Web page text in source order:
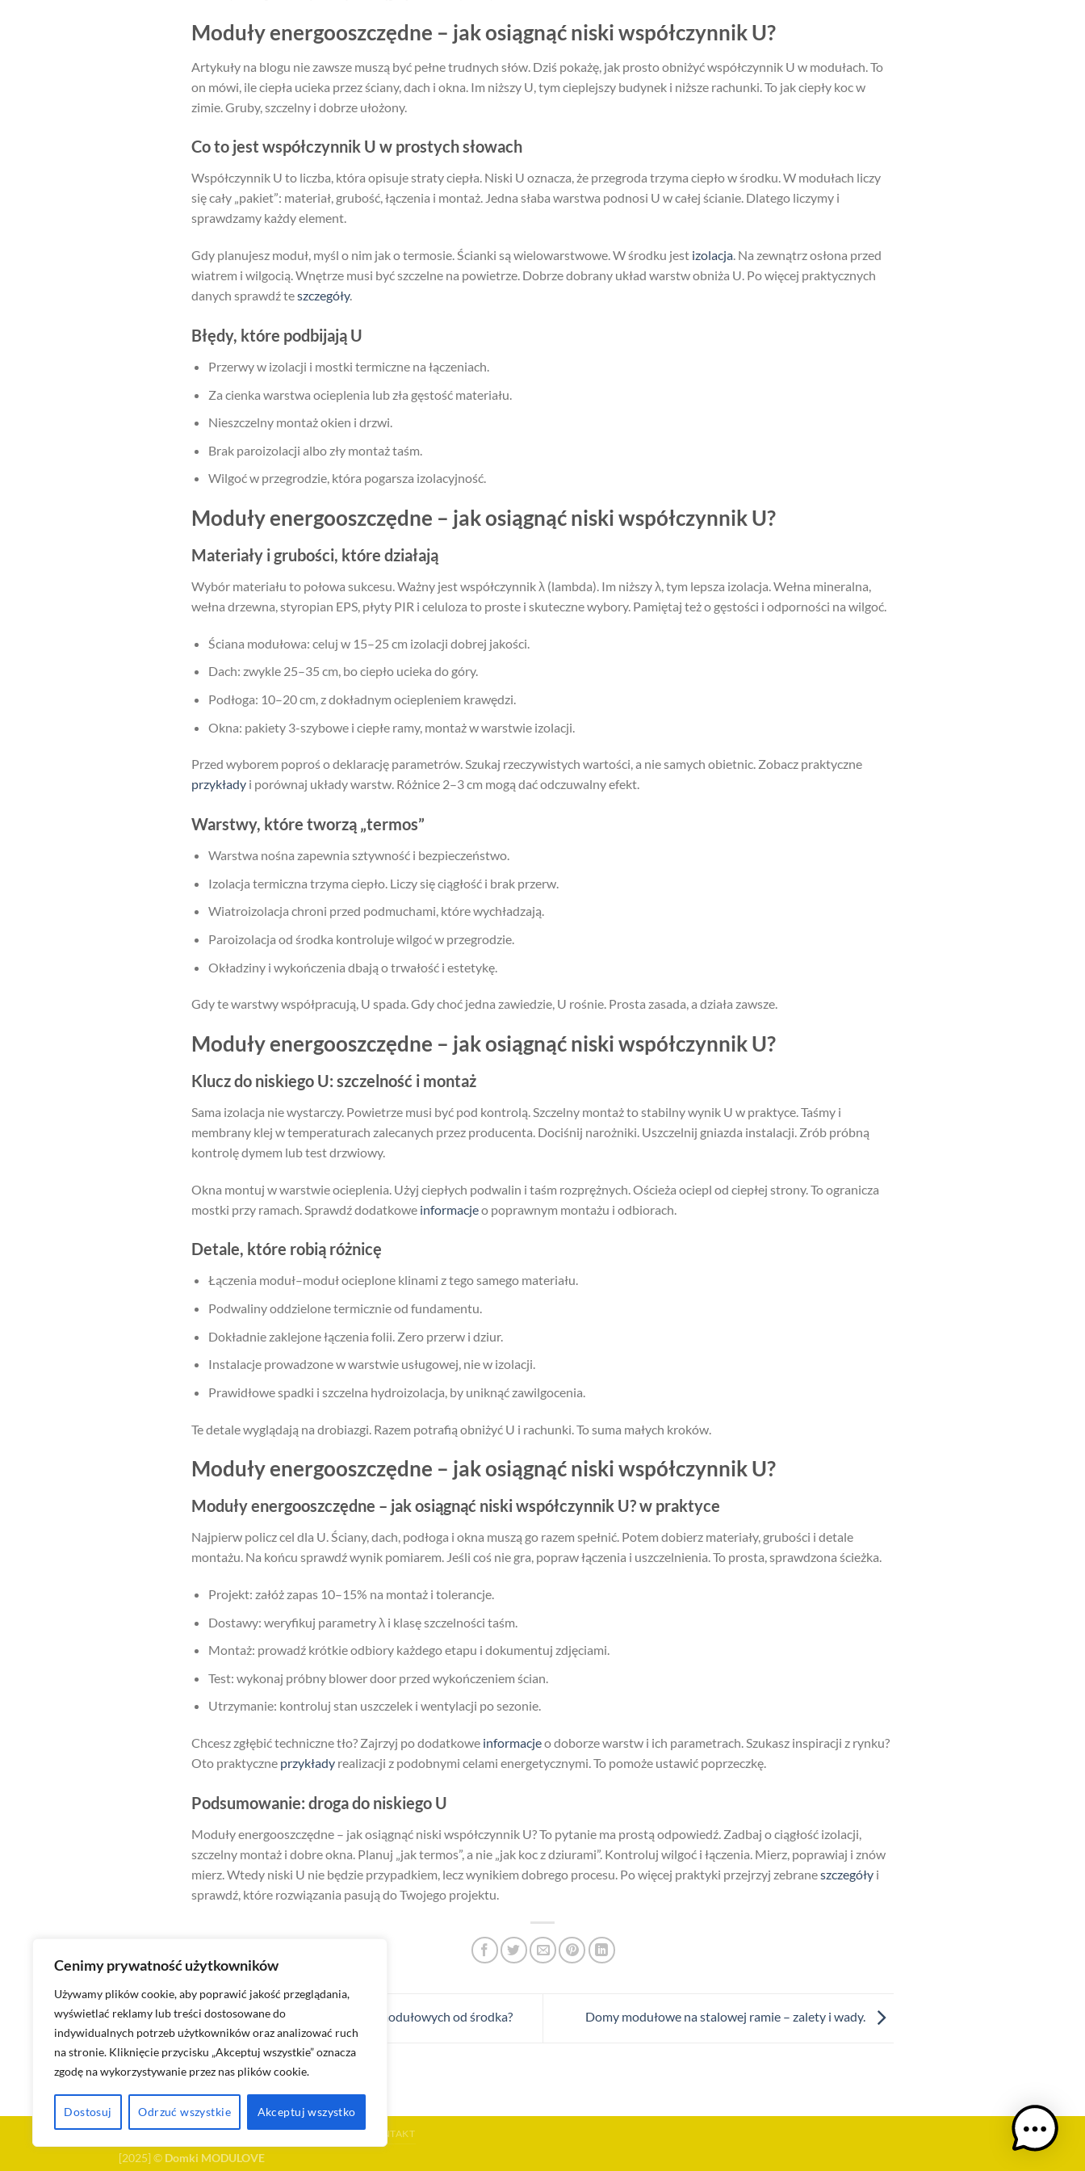
Cenimy prywatność użytkowników
Używamy plików cookie, aby poprawić jakość przeglądania,
wyświetlać reklamy lub treści dostosowane do
indywidualnych potrzeb użytkowników oraz analizować ruch
na stronie. Kliknięcie przycisku „Akceptuj wszystkie” oznacza
zgodę na wykorzystywanie przez nas plików cookie.
Dostosuj Odrzuć wszystkie Akceptuj wszystko
Moduły energooszczędne – jak osiągnąć niski współczynnik U?
Artykuły na blogu nie zawsze muszą być pełne trudnych słów. Dziś pokażę, jak prosto obniżyć współczynnik U w modułach. To
on mówi, ile ciepła ucieka przez ściany, dach i okna. Im niższy U, tym cieplejszy budynek i niższe rachunki. To jak ciepły koc w
zimie. Gruby, szczelny i dobrze ułożony.
Co to jest współczynnik U w prostych słowach
Współczynnik U to liczba, która opisuje straty ciepła. Niski U oznacza, że przegroda trzyma ciepło w środku. W modułach liczy
się cały „pakiet”: materiał, grubość, łączenia i montaż. Jedna słaba warstwa podnosi U w całej ścianie. Dlatego liczymy i
sprawdzamy każdy element.
Gdy planujesz moduł, myśl o nim jak o termosie. Ścianki są wielowarstwowe. W środku jest izolacja. Na zewnątrz osłona przed
wiatrem i wilgocią. Wnętrze musi być szczelne na powietrze. Dobrze dobrany układ warstw obniża U. Po więcej praktycznych
danych sprawdź teszczegóły.
Błędy, które podbijają U
Przerwy w izolacji i mostki termiczne na łączeniach.
Za cienka warstwa ocieplenia lub zła gęstość materiału.
Nieszczelny montaż okien i drzwi.
Brak paroizolacji albo zły montaż taśm.
Wilgoć w przegrodzie, która pogarsza izolacyjność.
Moduły energooszczędne – jak osiągnąć niski współczynnik U?
Materiały i grubości, które działają
Wybór materiału to połowa sukcesu. Ważny jest współczynnik λ (lambda). Im niższy λ, tym lepsza izolacja. Wełna mineralna,
wełna drzewna, styropian EPS, płyty PIR i celuloza to proste i skuteczne wybory. Pamiętaj też o gęstości i odporności na wilgoć.
Ściana modułowa: celuj w 15–25 cm izolacji dobrej jakości.
Dach: zwykle 25–35 cm, bo ciepło ucieka do góry.
Podłoga: 10–20 cm, z dokładnym ociepleniem krawędzi.
Okna: pakiety 3-szybowe i ciepłe ramy, montaż w warstwie izolacji.
Przed wyborem poproś o deklarację parametrów. Szukaj rzeczywistych wartości, a nie samych obietnic. Zobacz praktyczne
przykłady i porównaj układy warstw. Różnice 2–3 cm mogą dać odczuwalny efekt.
Warstwy, które tworzą „termos”
Warstwa nośna zapewnia sztywność i bezpieczeństwo.
Izolacja termiczna trzyma ciepło. Liczy się ciągłość i brak przerw.
Wiatroizolacja chroni przed podmuchami, które wychładzają.
Paroizolacja od środka kontroluje wilgoć w przegrodzie.
Okładziny i wykończenia dbają o trwałość i estetykę.
Gdy te warstwy współpracują, U spada. Gdy choć jedna zawiedzie, U rośnie. Prosta zasada, a działa zawsze.
Moduły energooszczędne – jak osiągnąć niski współczynnik U?
Klucz do niskiego U: szczelność i montaż
Sama izolacja nie wystarczy. Powietrze musi być pod kontrolą. Szczelny montaż to stabilny wynik U w praktyce. Taśmy i
membrany klej w temperaturach zalecanych przez producenta. Dociśnij narożniki. Uszczelnij gniazda instalacji. Zrób próbną
kontrolę dymem lub test drzwiowy.
Okna montuj w warstwie ocieplenia. Użyj ciepłych podwalin i taśm rozprężnych. Ościeża ociepl od ciepłej strony. To ogranicza
mostki przy ramach. Sprawdź dodatkowe informacjeo poprawnym montażu i odbiorach.
Detale, które robią różnicę
Łączenia moduł–moduł ocieplone klinami z tego samego materiału.
Podwaliny oddzielone termicznie od fundamentu.
Dokładnie zaklejone łączenia folii. Zero przerw i dziur.
Instalacje prowadzone w warstwie usługowej, nie w izolacji.
Prawidłowe spadki i szczelna hydroizolacja, by uniknąć zawilgocenia.
Te detale wyglądają na drobiazgi. Razem potrafią obniżyć U i rachunki. To suma małych kroków.
Moduły energooszczędne – jak osiągnąć niski współczynnik U?
Moduły energooszczędne – jak osiągnąć niski współczynnik U? w praktyce
Najpierw policz cel dla U. Ściany, dach, podłoga i okna muszą go razem spełnić. Potem dobierz materiały, grubości i detale
montażu. Na końcu sprawdź wynik pomiarem. Jeśli coś nie gra, popraw łączenia i uszczelnienia. To prosta, sprawdzona ścieżka.
Projekt: załóż zapas 10–15% na montaż i tolerancje.
Dostawy: weryfikuj parametry λ i klasę szczelności taśm.
Montaż: prowadź krótkie odbiory każdego etapu i dokumentuj zdjęciami.
Test: wykonaj próbny blower door przed wykończeniem ścian.
Utrzymanie: kontroluj stan uszczelek i wentylacji po sezonie.
Chcesz zgłębić techniczne tło? Zajrzyj po dodatkowe informacjeo doborze warstw i ich parametrach. Szukasz inspiracji z rynku?
Oto praktyczne przykłady realizacji z podobnymi celami energetycznymi. To pomoże ustawić poprzeczkę.
Podsumowanie: droga do niskiego U
Moduły energooszczędne – jak osiągnąć niski współczynnik U? To pytanie ma prostą odpowiedź. Zadbaj o ciągłość izolacji,
szczelny montaż i dobre okna. Planuj „jak termos”, a nie „jak koc z dziurami”. Kontroluj wilgoć i łączenia. Mierz, poprawiaj i znów
mierz. Wtedy niski U nie będzie przypadkiem, lecz wynikiem dobrego procesu. Po więcej praktyki przejrzyj zebraneszczegóły i
sprawdź, które rozwiązania pasują do Twojego projektu.
Jak wygląda fabryka domów modułowych od środka? Domy modułowe na stalowej ramie – zalety i wady.
BLOG POLITYKA PRYWATNOŚCI REGULAMIN KONTAKT
[2025] © Domki MODULOVE